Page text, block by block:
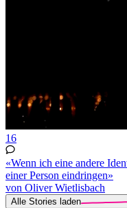
16
«Wenn ich eine andere
einer Person eindringen»
von Oliver Wietlisbach
Alle Stories laden